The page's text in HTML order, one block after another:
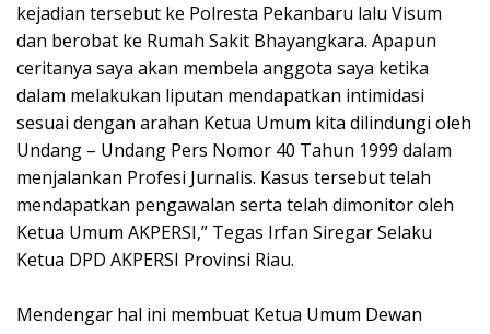
kejadian tersebut ke Polresta Pekanbaru lalu Visum
dan berobat ke Rumah Sakit Bhayangkara. Apapun
ceritanya saya akan membela anggota saya ketika
dalam melakukan liputan mendapatkan intimidasi
sesuai dengan arahan Ketua Umum kita dilindungi oleh
Undang – Undang Pers Nomor 40 Tahun 1999 dalam
menjalankan Profesi Jurnalis. Kasus tersebut telah
mendapatkan pengawalan serta telah dimonitor oleh
Ketua Umum AKPERSI,” Tegas Irfan Siregar Selaku
Ketua DPD AKPERSI Provinsi Riau.
‎Mendengar hal ini membuat Ketua Umum Dewan